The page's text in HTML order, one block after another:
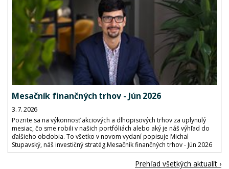
Mesačník finančných trhov - Jún 2026
3. 7. 2026
Pozrite sa na výkonnosť akciových a dlhopisových trhov za uplynulý
mesiac, čo sme robili v našich portfóliách alebo aký je náš výhľad do
ďalšieho obdobia. To všetko v novom vydaní popisuje Michal
Stupavský, náš investičný stratég.Mesačník finančných trhov - Jún 2026
Prehľad všetkých aktualít ›